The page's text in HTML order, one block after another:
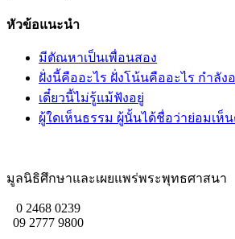
หัวข้อแนะนำ
มีตัณหาเป็นเพื่อนสอง
ฝั่งนี้คืออะไร ฝั่งโน้นคืออะไร กำลัง
เดี๋ยวนี้ไม่รู้แม้ฟังอยู่
ผู้ใดเห็นธรรม ผู้นั้นได้ชื่อว่าย่อมเห็
มูลนิธิศึกษาและเผยแพร่พระพุทธศาสนา
0 2468 0239
09 2777 9800